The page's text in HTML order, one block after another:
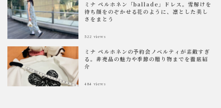
ミナ ペルホネン「ballade」ドレス。雪解けを
待ち顔をのぞかせる花のように、凛とした美し
さをまとう
522 views
ミナ ペルホネンの予約会ノベルティが素敵すぎ
る。非売品の魅力や季節の贈り物までを徹底紹
介
484 views